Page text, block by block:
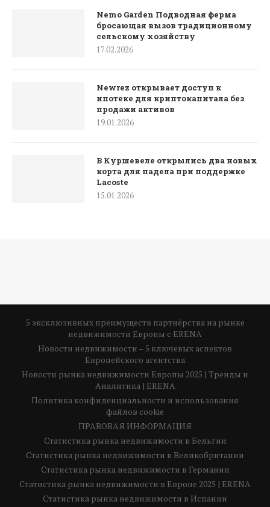
Nemo Garden Подводная ферма
бросающая вызов традиционному
сельскому хозяйству
17.02.2026
Newrez открывает доступ к
ипотеке для криптокапитала без
продажи активов
19.01.2026
В Куршевеле открылись два новых
корта для падела при поддержке
Lacoste
15.01.2026
5 эксклюзивных преимуществ партнёрства на рынке
недвижимости Европы с ERENA
Новости недвижимости – 5 ключевых аспектов
Европейского агентства
Новости рынка недвижимости Европы 2025 | Тренды и
Аналитика | ERENA
Политика конфиденциальности и использования
файлов cookie
ПРАВОВАЯ ИНФОРМАЦИЯ
Статистика рынка недвижимости в Бельгии
Статистика рынка недвижимости в Великобритании
Статистика рынка недвижимости в Германии
Статистика рынка недвижимости в Европе 2025 | ERENA
Статистика рынка недвижимости в Испании